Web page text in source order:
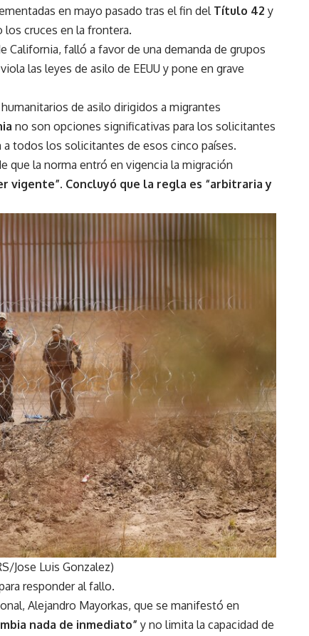
en mayo pasado tras el fin del Título 42 y
cruces en la frontera.
California, falló a favor de una demanda de grupos
las leyes de asilo de EEUU y pone en grave
de asilo dirigidos a migrantes
no son opciones significativas para los solicitantes
todos los solicitantes de esos cinco países.
que la norma entró en vigencia la migración
vigente”. Concluyó que la regla es “arbitraria y
Jose Luis Gonzalez)
responder al fallo.
Alejandro Mayorkas, que se manifestó en
nada de inmediato” y no limita la capacidad de